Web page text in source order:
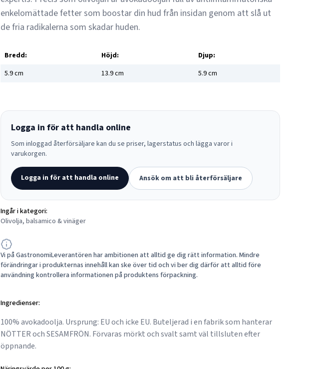
enkelomättade fetter som boostar din hud från insidan genom att slå ut
de fria radikalerna som skadar huden.
Bredd: Höjd:
Djup:
5.9cm 13.9cm 5.9cm
Logga in för att handla online
Som inloggad återförsäljare kan du se priser, lagerstatus och lägga varor i
varukorgen.
Logga in för att handla online Ansök om att bli återförsäljare
Ingår i kategori:
Olivolja, balsamico & vinäger
Vi på GastronomiLeverantören har ambitionen att alltid ge dig rätt information. Mindre
förändringar i produkternas innehåll kan ske över tid och vi ber dig därför att alltid före
användning kontrollera informationen på produktens förpackning.
Ingredienser:
100% avokadoolja. Ursprung: EU och icke EU. Buteljerad i en fabrik som hanterar
NÖTTER och SESAMFRÖN. Förvaras mörkt och svalt samt väl tillsluten efter
öppnande.